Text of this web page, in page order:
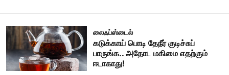
லைஃப்ஸ்டைல்
கடுக்காய் பொடி தேநீர் குடிச்சுப்
பாருங்க.. அதோட மகிமை எதற்கும்
ஈடாகாது!